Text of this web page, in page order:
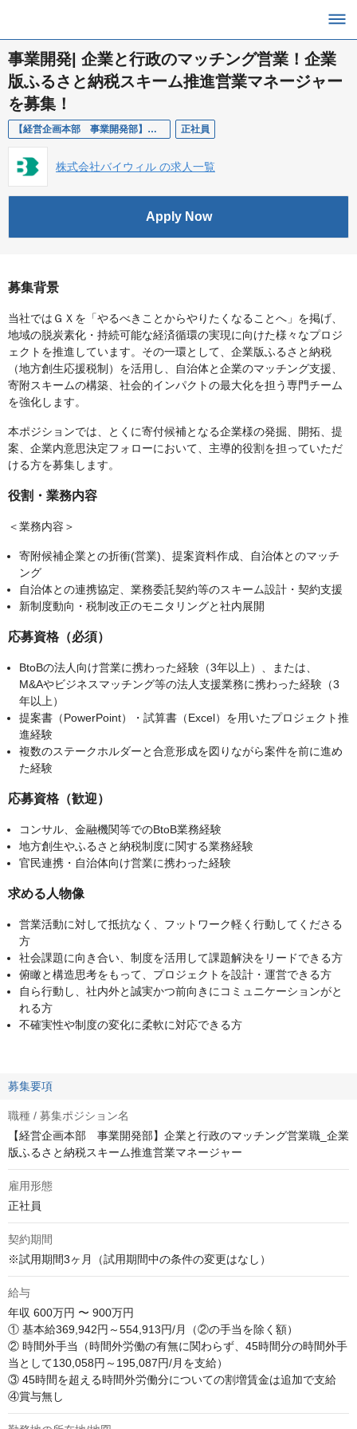
事業開発| 企業と行政のマッチング営業！企業
版ふるさと納税スキーム推進営業マネージャー
を募集！
【経営企画本部 事業開発部】企業と行政のマッチング営業職_企業版ふるさと納税スキーム推進営業マネージャー 正社員
株式会社バイウィル の求人一覧
Apply Now
募集背景
当社ではＧＸを「やるべきことからやりたくなることへ」を掲げ、
地域の脱炭素化・持続可能な経済循環の実現に向けた様々なプロジ
ェクトを推進しています。その一環として、企業版ふるさと納税
（地方創生応援税制）を活用し、自治体と企業のマッチング支援、
寄附スキームの構築、社会的インパクトの最大化を担う専門チーム
を強化します。
本ポジションでは、とくに寄付候補となる企業様の発掘、開拓、提
案、企業内意思決定フォローにおいて、主導的役割を担っていただ
ける方を募集します。
役割・業務内容
＜業務内容＞
寄附候補企業との折衝(営業)、提案資料作成、自治体とのマッチ
ング
自治体との連携協定、業務委託契約等のスキーム設計・契約支援
新制度動向・税制改正のモニタリングと社内展開
応募資格（必須）
BtoBの法人向け営業に携わった経験（3年以上）、または、
M&Aやビジネスマッチング等の法人支援業務に携わった経験（3
年以上）
提案書（PowerPoint）・試算書（Excel）を用いたプロジェクト推
進経験
複数のステークホルダーと合意形成を図りながら案件を前に進め
た経験
応募資格（歓迎）
コンサル、金融機関等でのBtoB業務経験
地方創生やふるさと納税制度に関する業務経験
官民連携・自治体向け営業に携わった経験
求める人物像
営業活動に対して抵抗なく、フットワーク軽く行動してくださる
方
社会課題に向き合い、制度を活用して課題解決をリードできる方
俯瞰と構造思考をもって、プロジェクトを設計・運営できる方
自ら行動し、社内外と誠実かつ前向きにコミュニケーションがと
れる方
不確実性や制度の変化に柔軟に対応できる方
募集要項
職種 / 募集ポジション名
【経営企画本部 事業開発部】企業と行政のマッチング営業職_企業
版ふるさと納税スキーム推進営業マネージャー
雇用形態
正社員
契約期間
※試用期間3ヶ月（試用期間中の条件の変更はなし）
給与
年収 600万円 〜 900万円
① 基本給369,942円～554,913円/月（②の手当を除く額）
② 時間外手当（時間外労働の有無に関わらず、45時間分の時間外手
当として130,058円～195,087円/月を支給）
③ 45時間を超える時間外労働分についての割増賃金は追加で支給
④賞与無し